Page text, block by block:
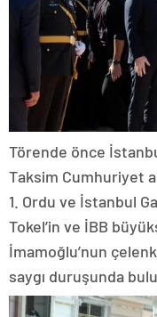
Törende önce
Taksim Cumhuriyet
1. Ordu ve İstanbul
Tokel’in ve İBB
İmamoğlu’nun çelenk
saygı duruşunda